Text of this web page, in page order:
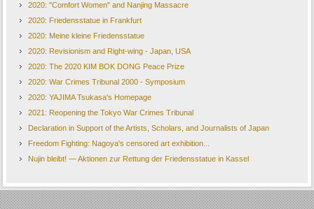
2020: "Comfort Women" and Nanjing Massacre
2020: Friedensstatue in Frankfurt
2020: Meine kleine Friedensstatue
2020: Revisionism and Right-wing - Japan, USA
2020: The 2020 KIM BOK DONG Peace Prize
2020: War Crimes Tribunal 2000 - Symposium
2020: YAJIMA Tsukasa's Homepage
2021: Reopening the Tokyo War Crimes Tribunal
Declaration in Support of the Artists, Scholars, and Journalists of Japan
Freedom Fighting: Nagoya's censored art exhibition...
Nujin bleibt! — Aktionen zur Rettung der Friedensstatue in Kassel